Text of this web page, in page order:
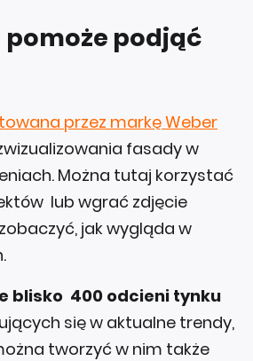
podjąć
przez markę Weber
fasady w
Można tutaj korzystać
lub wgrać zdjęcie
jak wygląda w
blisko 400 odcieni tynku
się w aktualne trendy,
tworzyć w nim także